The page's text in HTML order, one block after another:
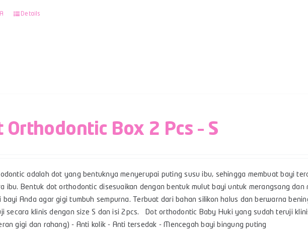
Details
Orthodontic Box 2 Pcs – S
adalah dot yang bentuknya menyerupai puting susu ibu, sehingga membuat bayi
ibu. Bentuk dot orthodontic disesuaikan dengan bentuk mulut bayi untuk merangsang dan
bayi Anda agar gigi tumbuh sempurna. Terbuat dari bahan silikon halus dan berwarna
secara klinis dengan size S dan isi 2pcs. Dot orthodontic Baby Huki yang sudah teruji
gigi dan rahang) - Anti kolik - Anti tersedak - Mencegah bayi bingung puting